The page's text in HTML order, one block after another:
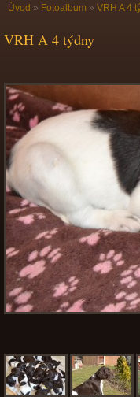
Úvod » Fotoalbum » VRH A 4
VRH A 4 týdny